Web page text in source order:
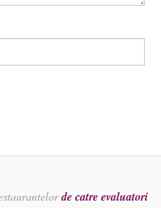
de catre evaluatori